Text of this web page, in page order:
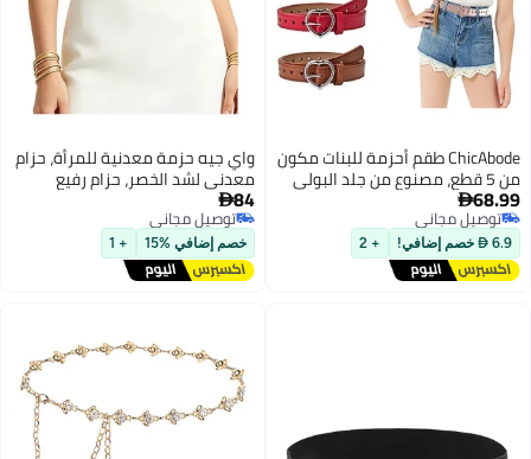
ChicAbode طقم أحزمة للبنات مكون
من 5 قطع، مصنوع من جلد البولي
يوريثان، بتصميم قلب لطيف مع
مشبك معدني، حزام خصر مطاطي
قابل للتعديل، مناسب لفساتين
الجينز، متعدد الألوان، مقاس واحد
68.99
توصيل مجاني
توصيل مجاني6.9  خصم إضافي! + 2
واي جيه حزمة معدنية للمرأة، حزام
معدني لشد الخصر، حزام رفيع
مطاطي معدني، حزام مرن بسلسلة
معدنية
84
توصيل مجاني
توصيل مجاني
خصم إضافي %15 + 1